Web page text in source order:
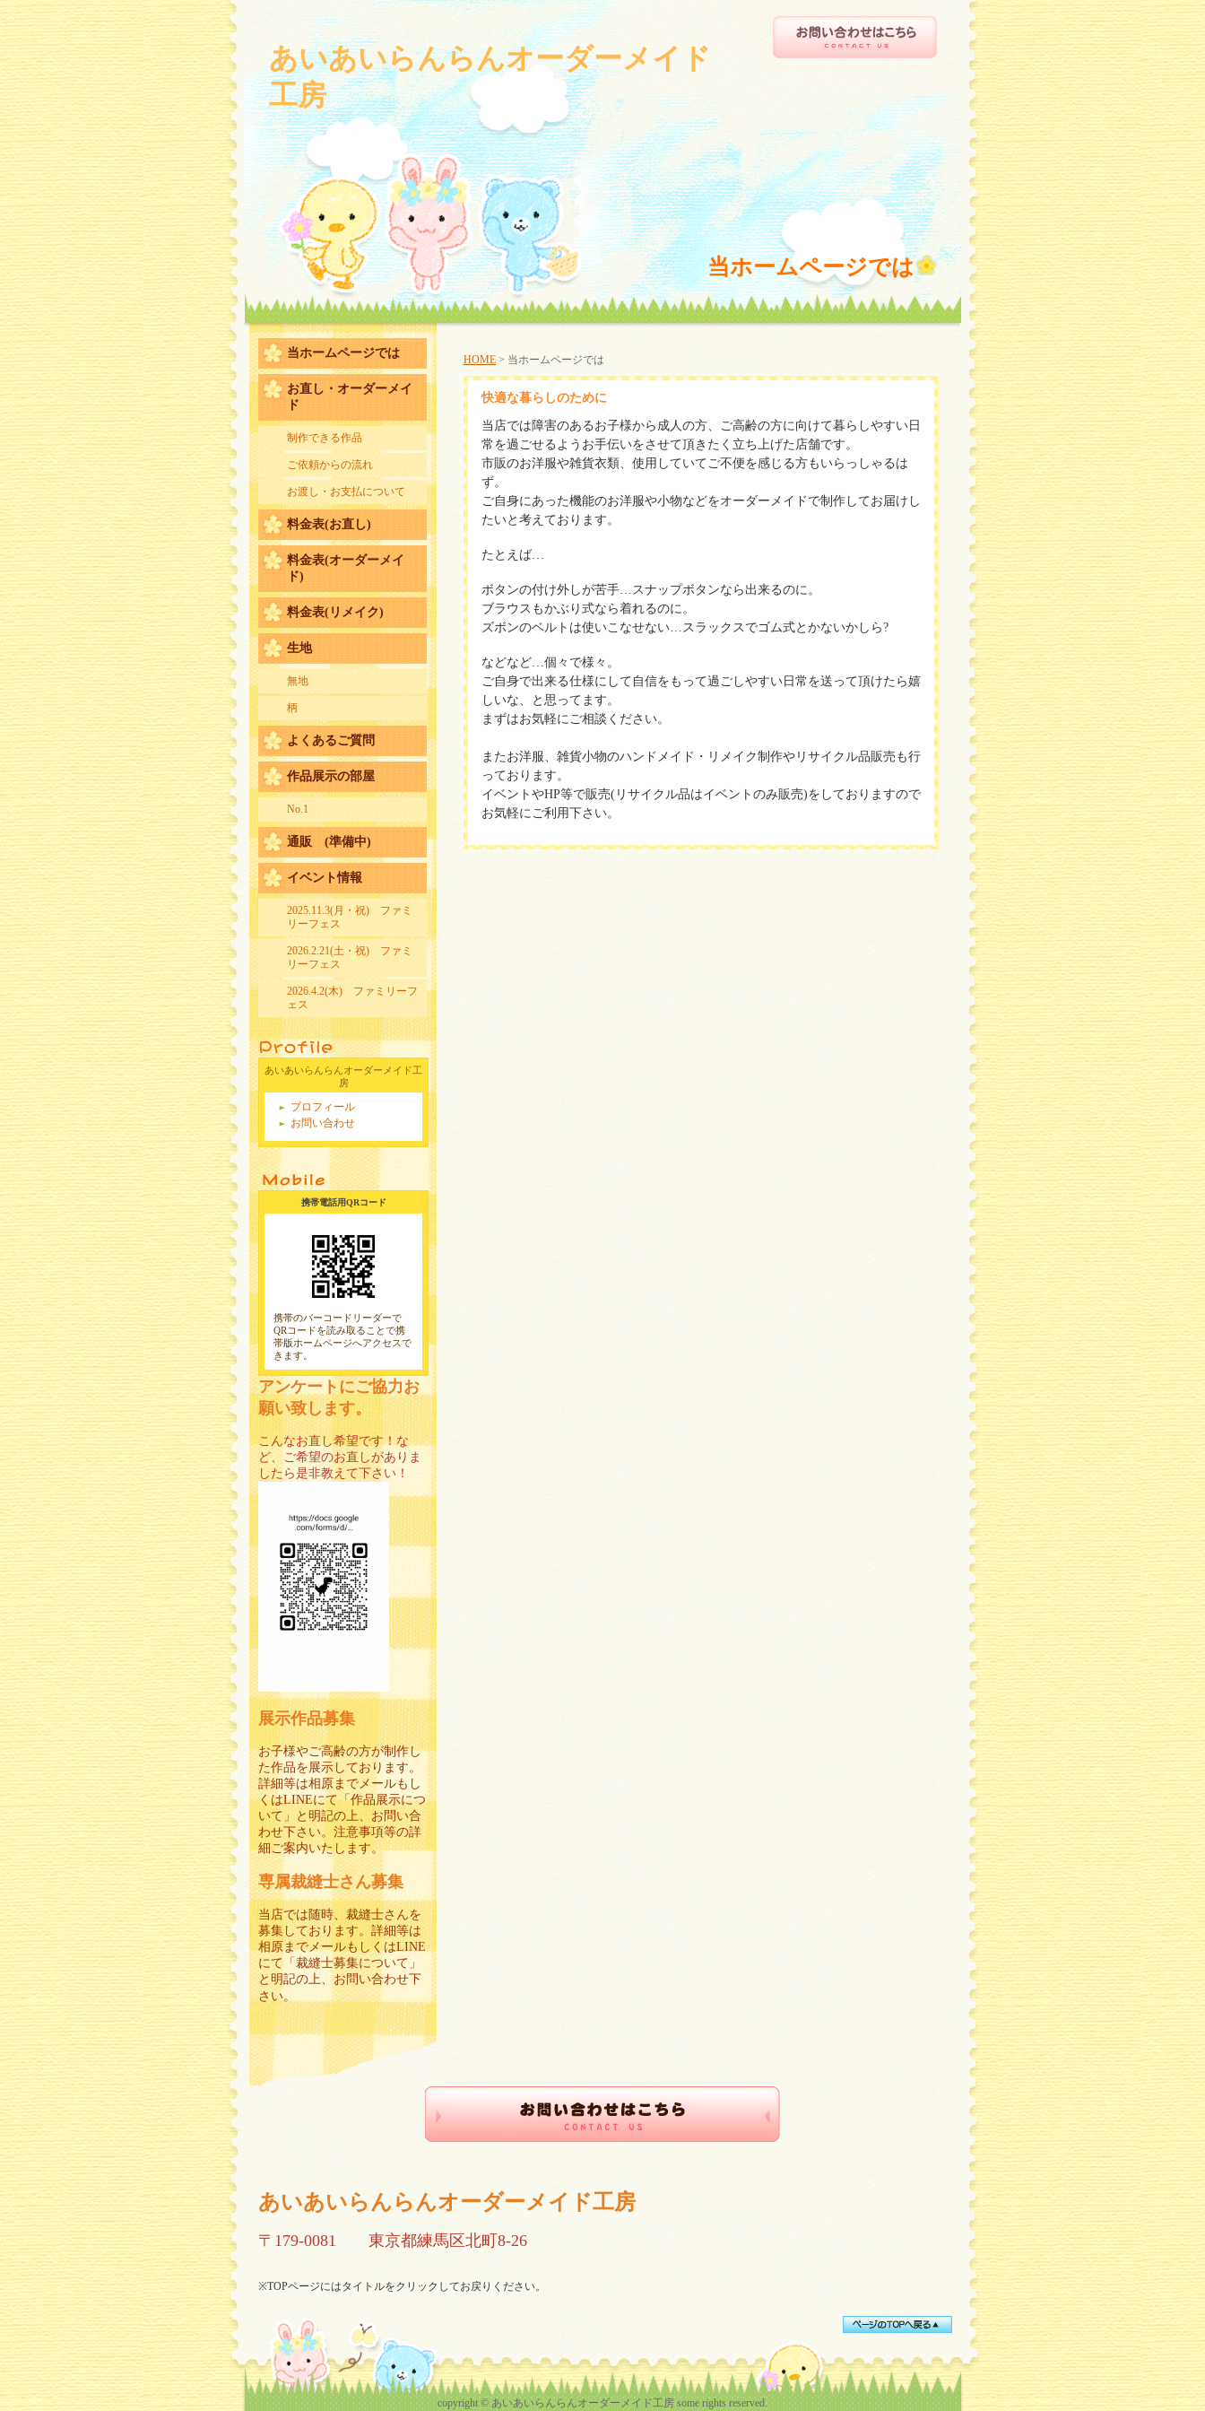
あいあいらんらんオーダーメイド
工房
当ホームページでは
当ホームページでは
お直し・オーダーメイ
ド
制作できる作品
ご依頼からの流れ
お渡し・お支払について
料金表(お直し)
料金表(オーダーメイ
ド)
料金表(リメイク)
生地
無地
柄
よくあるご質問
作品展示の部屋
No.1
通販 (準備中)
イベント情報
2025.11.3(月・祝) ファミ
リーフェス
2026.2.21(土・祝) ファミ
リーフェス
2026.4.2(木) ファミリーフ
ェス
あいあいらんらんオーダーメイド工
房
プロフィール
お問い合わせ
携帯電話用QRコード
携帯のバーコードリーダーで
QRコードを読み取ることで携
帯版ホームページへアクセスで
きます。
アンケートにご協力お
願い致します。
こんなお直し希望です！な
ど、ご希望のお直しがありま
したら是非教えて下さい！
展示作品募集
お子様やご高齢の方が制作し
た作品を展示しております。
詳細等は相原までメールもし
くはLINEにて「作品展示につ
いて」と明記の上、お問い合
わせ下さい。注意事項等の詳
細ご案内いたします。
専属裁縫士さん募集
当店では随時、裁縫士さんを
募集しております。詳細等は
相原までメールもしくはLINE
にて「裁縫士募集について」
と明記の上、お問い合わせ下
さい。
HOME > 当ホームページでは
快適な暮らしのために
当店では障害のあるお子様から成人の方、ご高齢の方に向けて暮らしやすい日
常を過ごせるようお手伝いをさせて頂きたく立ち上げた店舗です。
市販のお洋服や雑貨衣類、使用していてご不便を感じる方もいらっしゃるは
ず。
ご自身にあった機能のお洋服や小物などをオーダーメイドで制作してお届けし
たいと考えております。
たとえば…
ボタンの付け外しが苦手…スナップボタンなら出来るのに。
ブラウスもかぶり式なら着れるのに。
ズボンのベルトは使いこなせない…スラックスでゴム式とかないかしら?
などなど…個々で様々。
ご自身で出来る仕様にして自信をもって過ごしやすい日常を送って頂けたら嬉
しいな、と思ってます。
まずはお気軽にご相談ください。
またお洋服、雑貨小物のハンドメイド・リメイク制作やリサイクル品販売も行
っております。
イベントやHP等で販売(リサイクル品はイベントのみ販売)をしておりますので
お気軽にご利用下さい。
あいあいらんらんオーダーメイド工房
〒179-0081 東京都練馬区北町8-26
※TOPページにはタイトルをクリックしてお戻りください。
copyright © あいあいらんらんオーダーメイド工房 some rights reserved.